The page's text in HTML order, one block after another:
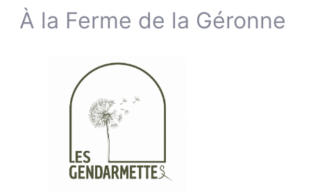
À la Ferme de la Géronne